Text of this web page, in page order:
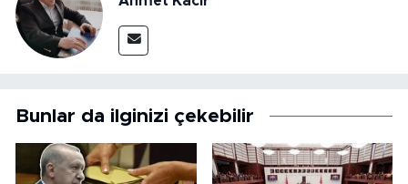
Bunlar da ilginizi çekebilir